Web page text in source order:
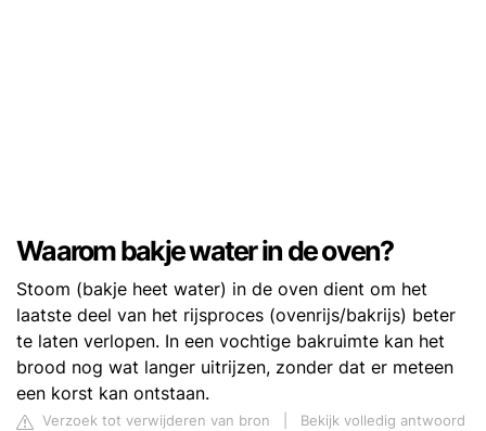
Waarom bakje water in de oven?
Stoom (bakje heet water) in de oven dient om het
laatste deel van het rijsproces (ovenrijs/bakrijs) beter
te laten verlopen. In een vochtige bakruimte kan het
brood nog wat langer uitrijzen, zonder dat er meteen
een korst kan ontstaan.
Verzoek tot verwijderen van bron
Bekijk volledig antwoord